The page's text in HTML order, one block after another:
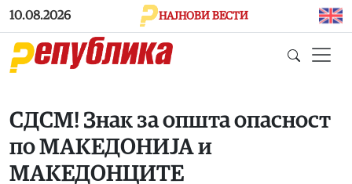
Skip to main content
10.08.2026 НАЈНОВИ ВЕСТИ
СДСМ! Знак за општа опасност
по МАКЕДОНИЈА и
МАКЕДОНЦИТЕ